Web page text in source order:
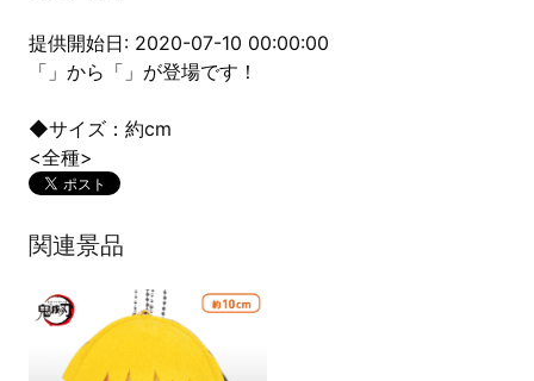
提供開始日: 2020-07-10 00:00:00
「」から「」が登場です！
◆サイズ：約cm
<全種>
関連景品